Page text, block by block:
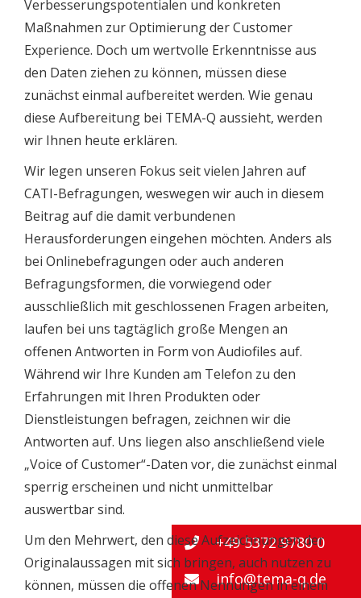
Verbesserungspotentialen und konkreten
Maßnahmen zur Optimierung der Customer
Experience. Doch um wertvolle Erkenntnisse aus
den Daten ziehen zu können, müssen diese
zunächst einmal aufbereitet werden. Wie genau
diese Aufbereitung bei TEMA-Q aussieht, werden
wir Ihnen heute erklären.
Wir legen unseren Fokus seit vielen Jahren auf
CATI-Befragungen, weswegen wir auch in diesem
Beitrag auf die damit verbundenen
Herausforderungen eingehen möchten. Anders als
bei Onlinebefragungen oder auch anderen
Befragungsformen, die vorwiegend oder
ausschließlich mit geschlossenen Fragen arbeiten,
laufen bei uns tagtäglich große Mengen an
offenen Antworten in Form von Audiofiles auf.
Während wir Ihre Kunden am Telefon zu den
Erfahrungen mit Ihren Produkten oder
Dienstleistungen befragen, zeichnen wir die
Antworten auf. Uns liegen also anschließend viele
„Voice of Customer“-Daten vor, die zunächst einmal
sperrig erscheinen und nicht unmittelbar
auswertbar sind.
Um den Mehrwert, den diese Aufzeichnungen der
Originalaussagen mit sich bringen, auch nutzen zu
können, müssen die offenen Nennungen in einem
+49 5372 9780 0
info@tema-q.de